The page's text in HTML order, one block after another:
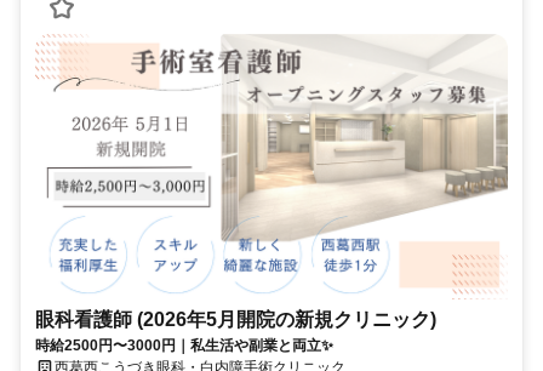
眼科看護師 (2026年5月開院の新規クリニック)
時給2500円〜3000円｜私生活や副業と両立✨
西葛西こうづき眼科・白内障手術クリニック